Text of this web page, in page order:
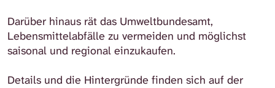
Darüber hinaus rät das Umweltbundesamt,
Lebensmittelabfälle zu vermeiden und möglichst
saisonal und regional einzukaufen.
Details und die Hintergründe finden sich auf der